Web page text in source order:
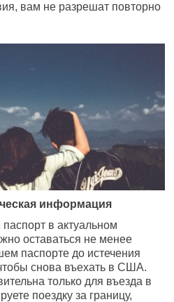
вам не разрешат повторно
информация
в актуальном
оставаться не менее
паспорте до истечения
снова въехать в США.
только для въезда в
поездку за границу,